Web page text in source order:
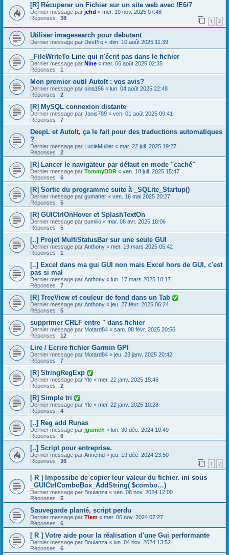
[R] Récuperer un Fichier sur un site web avec IE6/7
Dernier message par jchd « mer. 19 nov. 2025 07:48
Réponses : 38 1 2
Utiliser imagesearch pour debutant
Dernier message par DevPro « dim. 10 août 2025 11:39
_FileWriteTo Line qui n'écrit pas dans le fichier
Dernier message par Nine « mer. 06 août 2025 02:35
Réponses : 1
Mon premier outil AutoIt : vos avis?
Dernier message par sina156 « lun. 04 août 2025 22:48
Réponses : 2
[R] MySQL connexion distante
Dernier message par Janis789 « ven. 01 août 2025 09:41
Réponses : 7
DeepL et AutoIt, ça le fait pour des traductions automatiques
?
Dernier message par LucieMullier « mar. 22 juil. 2025 19:27
Réponses : 2
[R] Lancer le navigateur par défaut en mode "caché"
Dernier message par TommyDDR « ven. 18 juil. 2025 15:47
Réponses : 6
[R] Sortie du programme suite à _SQLite_Startup()
Dernier message par gumaher « ven. 16 mai 2025 20:27
Réponses : 5
[R] GUICtrlOnHover et SplashTextOn
Dernier message par pumilio « mar. 08 avr. 2025 18:06
Réponses : 5
[..] Projet MultiStatusBar sur une seule GUI
Dernier message par Anthony « mer. 19 mars 2025 05:42
Réponses : 1
[..] Excel dans ma gui GUI non mais Excel hors de GUI, c'est
pas si mal
Dernier message par Anthony « lun. 17 mars 2025 10:17
Réponses : 7
[R] TreeView et couleur de fond dans un Tab
Dernier message par Anthony « jeu. 27 févr. 2025 06:24
Réponses : 5
supprimer CRLF entre " dans fichier
Dernier message par Motard84 « sam. 08 févr. 2025 20:56
Réponses : 12
Lire / Ecrire fichier Garmin GPI
Dernier message par Motard84 « jeu. 23 janv. 2025 20:42
Réponses : 7
[R] StringRegExp
Dernier message par Yle « mer. 22 janv. 2025 15:46
Réponses : 2
[R] Simple tri
Dernier message par Yle « mer. 22 janv. 2025 10:28
Réponses : 4
[..] Reg add Runas
Dernier message par jguinch « lun. 30 déc. 2024 10:49
Réponses : 6
[..] Script pour entreprise.
Dernier message par Annefnd « jeu. 19 déc. 2024 23:50
Réponses : 36 1 2
[ R ] Impossibe de copier leur valeur du fichier. ini sous
_GUICtrlComboBox_AddString( $combo…)
Dernier message par Boulanza « ven. 08 nov. 2024 12:00
Réponses : 5
Sauvegarde planté, script perdu
Dernier message par Tlem « mer. 06 nov. 2024 07:27
Réponses : 6
[ R ] Votre aide pour la réalisation d'une Gui performante
Dernier message par Boulanza « lun. 04 nov. 2024 13:52
Réponses : 6